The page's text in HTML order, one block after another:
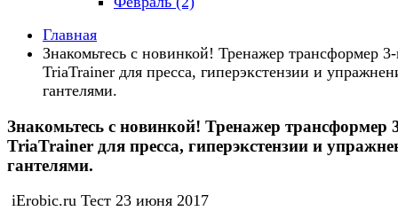
Главная
Знакомьтесь с новинкой! Тренажер трансформер
TriaTrainer для пресса, гиперэкстензии и
гантелями.
Знакомьтесь с новинкой! Тренажер трансформер
TriaTrainer для пресса, гиперэкстензии и
гантелями.
iErobic.ru Тест 23 июня 2017